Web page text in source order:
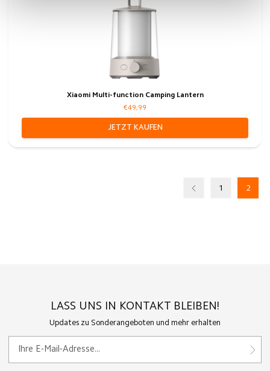
Xiaomi Multi-function Camping Lantern
€49,99
JETZT KAUFEN
1 2
LASS UNS IN KONTAKT BLEIBEN!
Updates zu Sonderangeboten und mehr erhalten